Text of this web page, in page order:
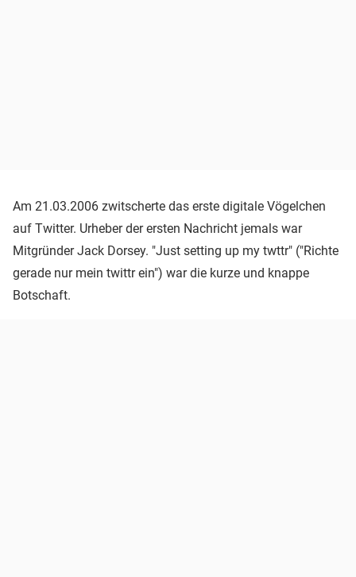
Am 21.03.2006 zwitscherte das erste digitale Vögelchen
auf Twitter. Urheber der ersten Nachricht jemals war
Mitgründer Jack Dorsey. "Just setting up my twttr" ("Richte
gerade nur mein twittr ein") war die kurze und knappe
Botschaft.